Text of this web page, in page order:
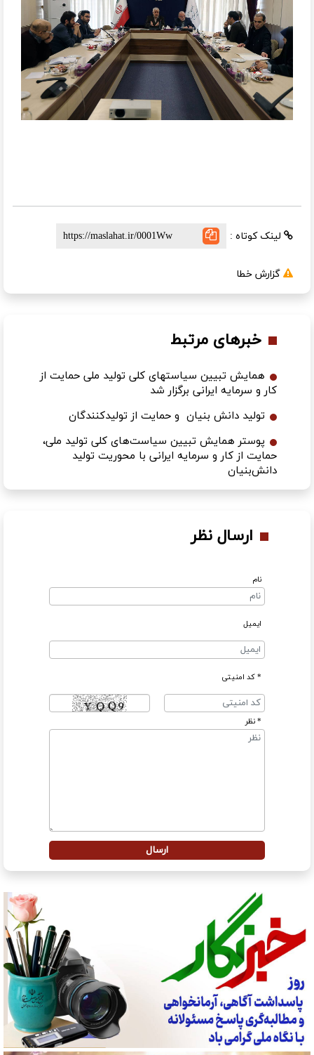
لینک کوتاه :
گزارش خطا
خبرهای مرتبط
همایش تبیین سیاستهای کلی تولید ملی حمایت از
کار و سرمایه ایرانی برگزار شد
تولید دانش بنیان و حمایت از تولیدکنندگان
پوستر همایش تبیین سیاست‌های کلی تولید ملی،
حمایت از کار و سرمایه ایرانی با محوریت تولید
دانش‌بنیان
ارسال نظر
نام
ایمیل
* کد امنیتی
* نظر